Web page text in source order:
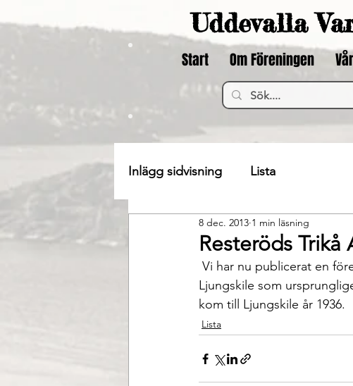
Uddevalla
Start Om Föreningen
Inlägg sidvisning Lista
Resteröds Trikå
8 dec. 2013 1 min läsning
Ljungskile som
kom till Ljungskile år 1936.
Lista